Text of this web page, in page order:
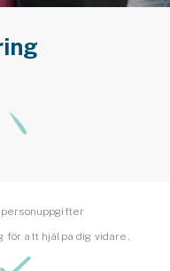
för att hjälpa dig vidare.